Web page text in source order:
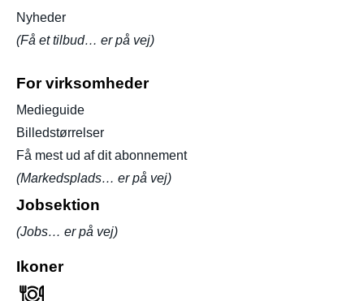
Nyheder
(Få et tilbud… er på vej)
For virksomheder
Medieguide
Billedstørrelser
Få mest ud af dit abonnement
(Markedsplads… er på vej)
Jobsektion
(Jobs… er på vej)
Ikoner